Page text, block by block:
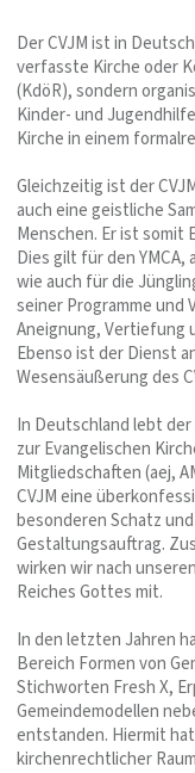
Der CVJM ist in
verfasste Kirche oder
(KdöR), sondern
Kinder- und
Kirche in einem
Gleichzeitig ist der
auch eine geistliche
Menschen. Er ist somit
Dies gilt für den YMCA,
wie auch für die
seiner Programme und
Aneignung, Vertiefung
Ebenso ist der Dienst
Wesensäußerung des
In Deutschland lebt der
zur Evangelischen
Mitgliedschaften (aej,
CVJM eine
besonderen Schatz
Gestaltungsauftrag.
wirken wir nach
Reiches Gottes mit.
In den letzten Jahren
Bereich Formen von
Stichworten Fresh X,
Gemeindemodellen
entstanden. Hiermit
kirchenrechtlicher